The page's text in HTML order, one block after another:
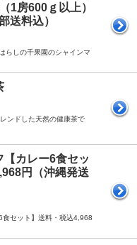
1房600ｇ以上）
送料込）
らしの千果園のシャインマ
ンドした天然の健康茶で
【カレー6食セッ
円（沖縄発送
セット】送料・税込4,968